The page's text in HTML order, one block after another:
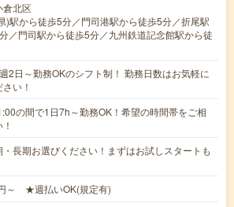
倉北区
)駅から徒歩5分／門司港駅から徒歩5分／折尾駅
／門司駅から徒歩5分／九州鉄道記念館駅から徒
2日～勤務OKのシフト制！ 勤務日数はお気軽に
い！
の間で1日7h～勤務OK！希望の時間帯をご相
長期お選びください！まずはお試しスタートも
～ ★週払いOK(規定有)